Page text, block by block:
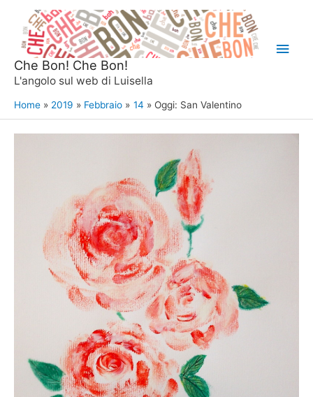
contenuto
Che Bon! Che Bon!
L'angolo sul web di Luisella
Home 2019 Febbraio 14 Oggi: San Valentino